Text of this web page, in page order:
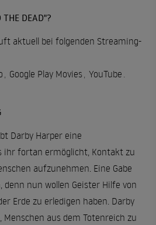
DEAD"?
aktuell bei folgenden Streaming-
, Google Play Movies, YouTube .
Darby Harper eine
ihr fortan ermöglicht, Kontakt zu
aufzunehmen. Eine Gabe
denn nun wollen Geister Hilfe von
Erde zu erledigen haben. Darby
aus dem Totenreich zu